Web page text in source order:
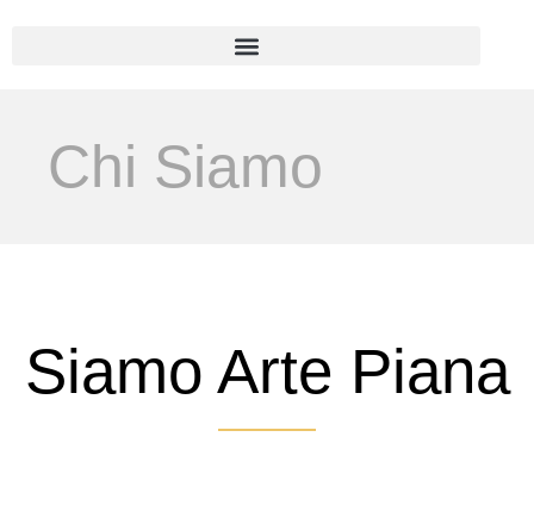
Chi Siamo
Siamo Arte Piana